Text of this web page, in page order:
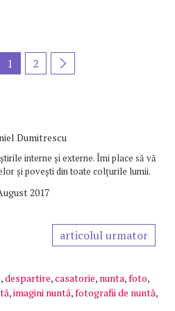
1 2
Dumitrescu
interne și externe. Îmi place să vă
și povești din toate colțurile lumii.
2017
articolul urmator
,despartire,casatorie, nunta,foto,
,imagini nuntă,fotografii de nuntă,